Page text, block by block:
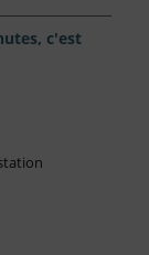
c'est